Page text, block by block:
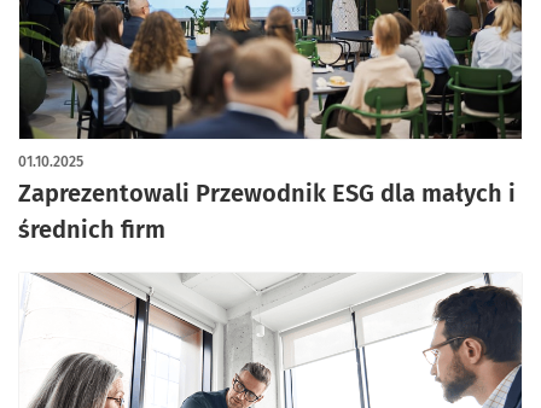
Zaprezentowali Przewodnik ESG dla małych i
średnich firm
01.10.2025